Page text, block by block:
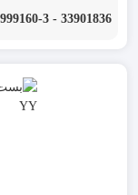
33901836 - 33999160-3